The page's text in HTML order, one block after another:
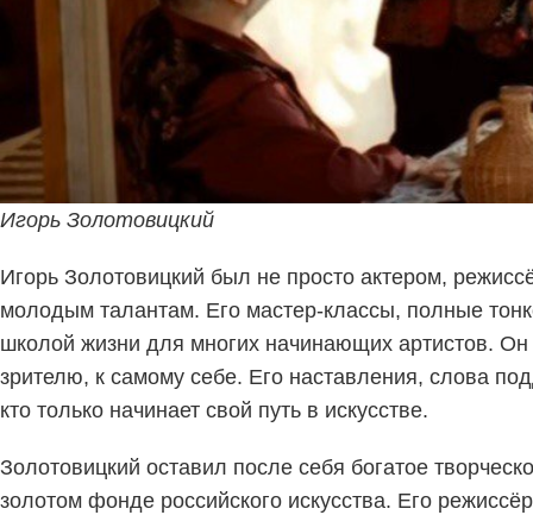
Игорь Золотовицкий
Игорь Золотовицкий был не просто актером,
молодым талантам. Его мастер-классы, полные
школой жизни для многих начинающих артистов.
зрителю, к самому себе. Его наставления, слова
кто только начинает свой путь в искусстве.
Золотовицкий оставил после себя богатое
золотом фонде российского искусства. Его